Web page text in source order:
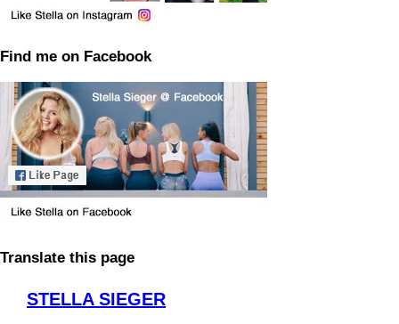
Find me on Facebook
Translate this page
STELLA SIEGER